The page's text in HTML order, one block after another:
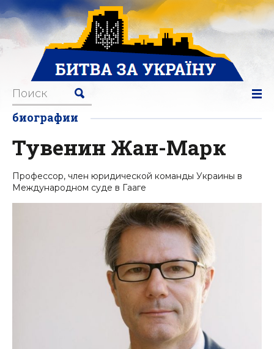
биографии
Тувенин Жан-Марк
Профессор, член юридической команды Украины в
Международном суде в Гааге